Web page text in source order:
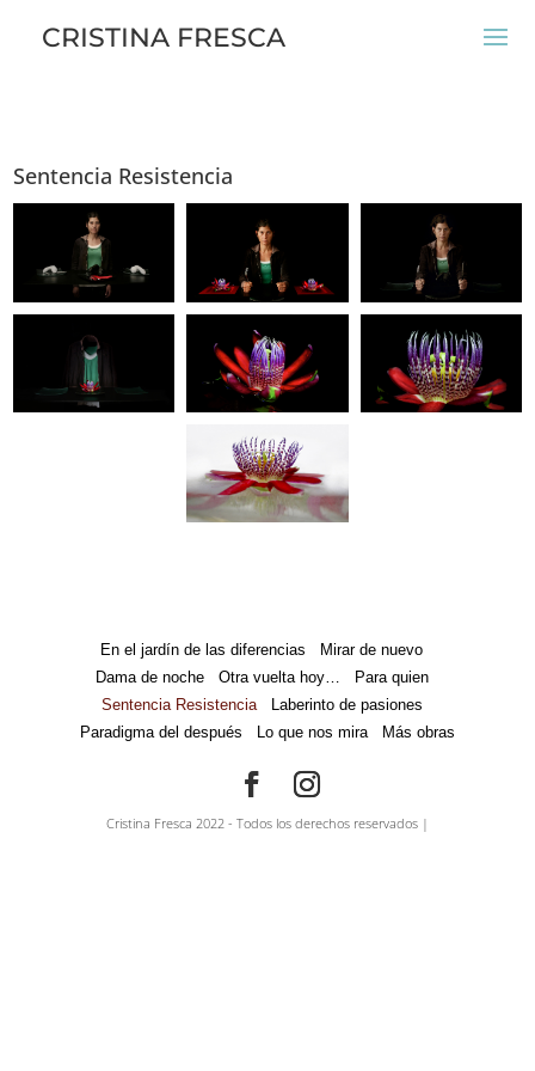
CRISTINA FRESCA
Sentencia Resistencia
En el jardín de las diferencias
Mirar de nuevo
Dama de noche
Otra vuelta hoy…
Para quien
Sentencia Resistencia
Laberinto de pasiones
Paradigma del después
Lo que nos mira Más obras
Cristina Fresca 2022 - Todos los derechos reservados |